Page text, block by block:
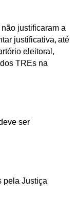
justificaram a
justificativa, até
eleitoral,
TREs na
ser
pela Justiça